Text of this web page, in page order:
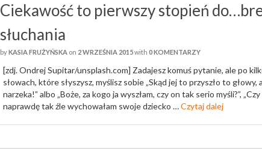
Ciekawość to pierwszy stopień
słuchania
byKASIA FRUŻYŃSKA on 2 WRZEŚNIA 2015with0 KOMENTARZY
[zdj. Ondrej Supitar/unsplash.com] Zadajesz komuś pytanie, ale po
słowach, które słyszysz, myślisz sobie „Skąd jej to przyszło to głowy,
narzeka!” albo „Boże, za kogo ja wyszłam, czy on tak serio myśli?”, „Czy
naprawdę tak źle wychowałam swoje dziecko …Czytaj dalej